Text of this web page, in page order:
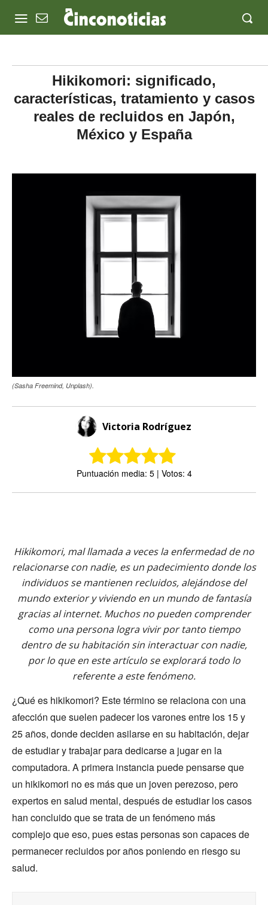
Hikikomori: significado,
características, tratamiento y casos
reales de recluidos en Japón,
México y España
(Sasha Freemind, Unplash).
Victoria Rodríguez
Puntuación media: 5 | Votos: 4
Hikikomori, mal llamada a veces la enfermedad de no
relacionarse con nadie, es un padecimiento donde los
individuos se mantienen recluidos, alejándose del
mundo exterior y viviendo en un mundo de fantasía
gracias al internet. Muchos no pueden comprender
como una persona logra vivir por tanto tiempo
dentro de su habitación sin interactuar con nadie,
por lo que en este artículo se explorará todo lo
referente a este fenómeno.
¿Qué es hikikomori? Este término se relaciona con una
afección que suelen padecer los varones entre los 15 y
25 años, donde deciden asilarse en su habitación, dejar
de estudiar y trabajar para dedicarse a jugar en la
computadora. A primera instancia puede pensarse que
un hikikomori no es más que un joven perezoso, pero
expertos en salud mental, después de estudiar los casos
han concluido que se trata de un fenómeno más
complejo que eso, pues estas personas son capaces de
permanecer recluidos por años poniendo en riesgo su
salud.